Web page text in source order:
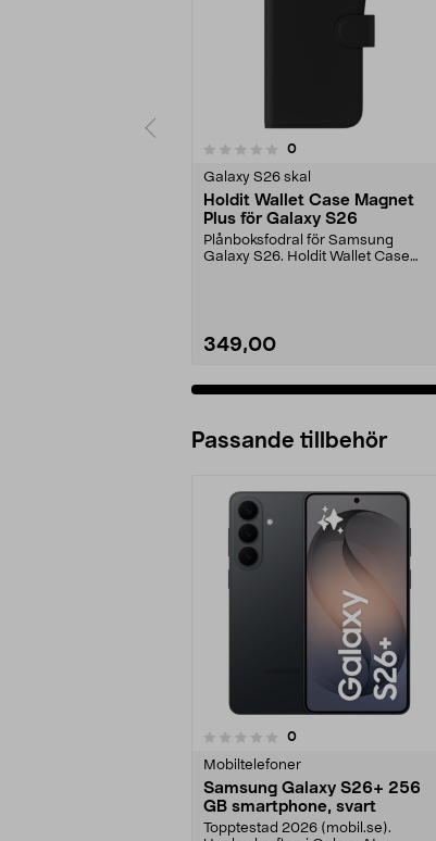
0recensioner
Galaxy S26 skal
Holdit Wallet Case Magnet
Plus för Galaxy S26
Plånboksfodral för Samsung
Galaxy S26. Holdit Wallet Case
349,00
5.0 av 5 stjärnor
Passande tillbehör
0recensioner
Mobiltelefoner
Samsung Galaxy S26+ 256
GB smartphone, svart
Topptestad 2026 (mobil.se).
0.0 av 5 stjärnor